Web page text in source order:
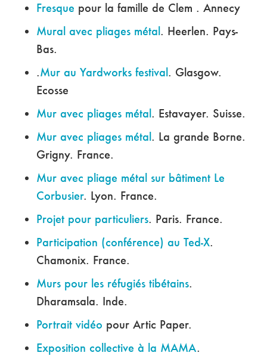
Fresque pour la famille de Clem . Annecy
Mural avec pliages métal. Heerlen. Pays-
Bas.
.Mur au Yardworks festival. Glasgow.
Ecosse
Mur avec pliages métal. Estavayer. Suisse.
Mur avec pliages métal. La grande Borne.
Grigny. France.
Mur avec pliage métal sur bâtiment Le
Corbusier. Lyon. France.
Projet pour particuliers. Paris. France.
Participation (conférence) au Ted-X.
Chamonix. France.
Murs pour les réfugiés tibétains.
Dharamsala. Inde.
Portrait vidéo pour Artic Paper.
Exposition collective à la MAMA.